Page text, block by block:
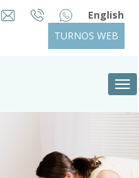
English
TURNOS WEB